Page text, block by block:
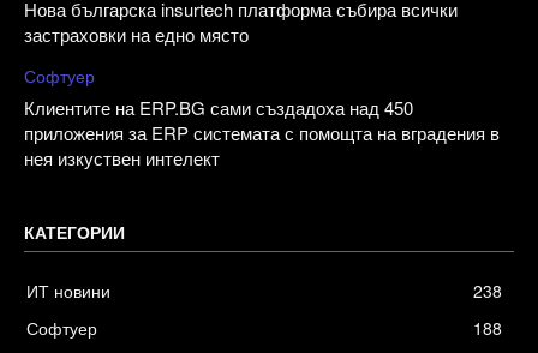
Нова българска insurtech платформа събира всички
застраховки на едно място
Софтуер
Клиентите на ERP.BG сами създадоха над 450
приложения за ERP системата с помощта на вградения в
нея изкуствен интелект
КАТЕГОРИИ
ИТ новини
238
Софтуер
188